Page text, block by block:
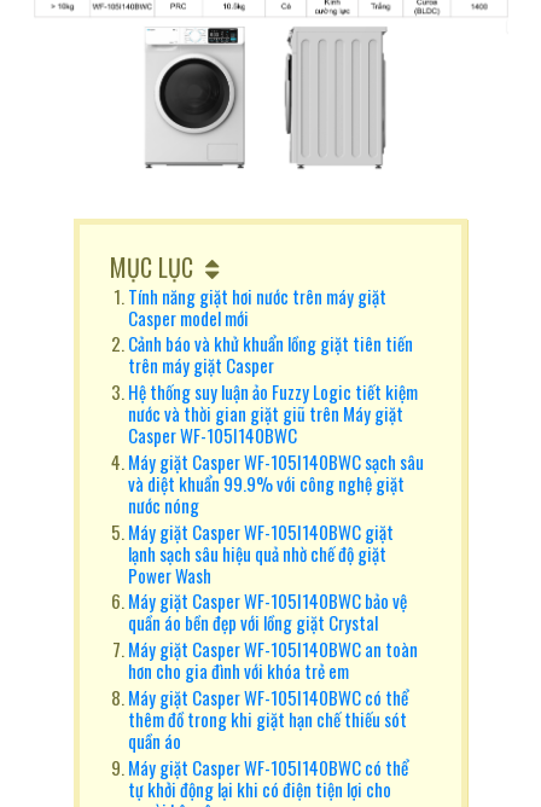
MỤC LỤC
Tính năng giặt hơi nước trên máy giặt
Casper model mới
Cảnh báo và khử khuẩn lồng giặt tiên tiến
trên máy giặt Casper
Hệ thống suy luận ảo Fuzzy Logic tiết kiệm
nước và thời gian giặt giũ trên Máy giặt
Casper WF-105I140BWC
Máy giặt Casper WF-105I140BWC sạch sâu
và diệt khuẩn 99.9% với công nghệ giặt
nước nóng
Máy giặt Casper WF-105I140BWC giặt
lạnh sạch sâu hiệu quả nhờ chế độ giặt
Power Wash
Máy giặt Casper WF-105I140BWC bảo vệ
quần áo bền đẹp với lồng giặt Crystal
Máy giặt Casper WF-105I140BWC an toàn
hơn cho gia đình với khóa trẻ em
Máy giặt Casper WF-105I140BWC có thể
thêm đồ trong khi giặt hạn chế thiếu sót
quần áo
Máy giặt Casper WF-105I140BWC có thể
tự khởi động lại khi có điện tiện lợi cho